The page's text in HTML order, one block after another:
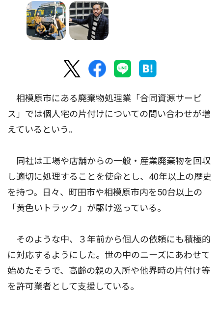
相模原市にある廃棄物処理業「合同資源サービ
ス」では個人宅の片付けについての問い合わせが増
えているという。
同社は工場や店舗からの一般・産業廃棄物を回収
し適切に処理することを使命とし、40年以上の歴史
を持つ。日々、町田市や相模原市内を50台以上の
「黄色いトラック」が駆け巡っている。
そのような中、３年前から個人の依頼にも積極的
に対応するようにした。世の中のニーズにあわせて
始めたそうで、高齢の親の入所や他界時の片付け等
を許可業者として支援している。